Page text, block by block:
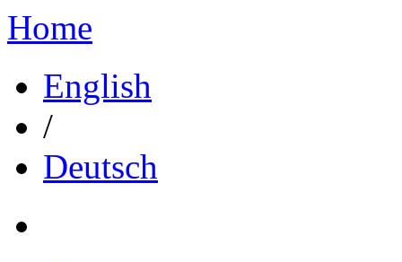
Home
English
/
Deutsch